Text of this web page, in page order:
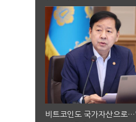
비트코인도 국가자산으로